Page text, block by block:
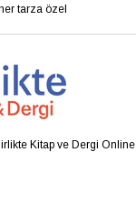
tarza özel
Kitap ve Dergi Online